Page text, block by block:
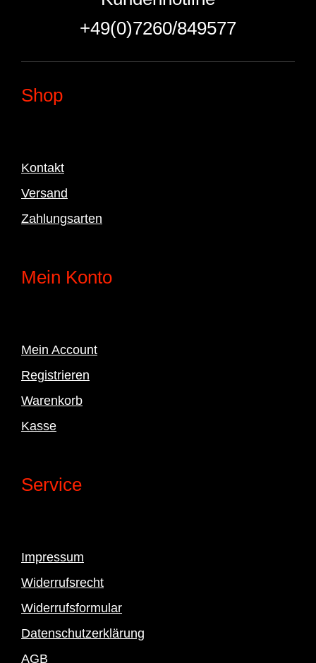
+49(0)7260/849577
Shop
Kontakt
Versand
Zahlungsarten
Mein Konto
Mein Account
Registrieren
Warenkorb
Kasse
Service
Impressum
Widerrufsrecht
Widerrufsformular
Datenschutzerklärung
AGB